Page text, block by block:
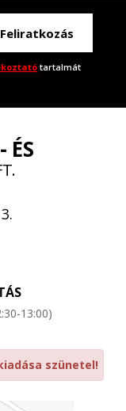
Feliratkozás
tartalmát
ÉS
13:00)
szünetel!